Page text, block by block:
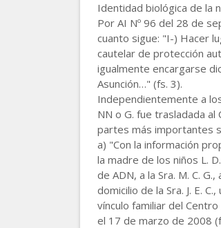
Identidad biológica de la
Por AI Nº 96 del 28 de
cuanto sigue: "I-) Hacer
cautelar de protección
igualmente encargarse
Asunción…" (fs. 3).
Independientemente a
NN o G. fue trasladada
partes más importantes
a) "Con la información
la madre de los niños L.
de ADN, a la Sra. M. C.
domicilio de la Sra. J. E.
vínculo familiar del Centro
el 17 de marzo de 2008